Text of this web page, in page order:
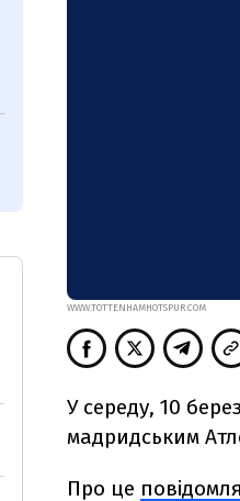
WWW.TOTTENHAMHOTSPUR.COM
У середу, 10
мадридським
Про це